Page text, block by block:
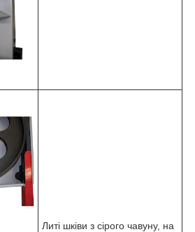
Литі шківи з сірого чавуну, на